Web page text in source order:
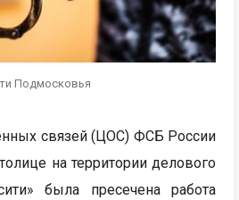
Подмосковья
связей (ЦОС) ФСБ России
на территории делового
была пресечена работа